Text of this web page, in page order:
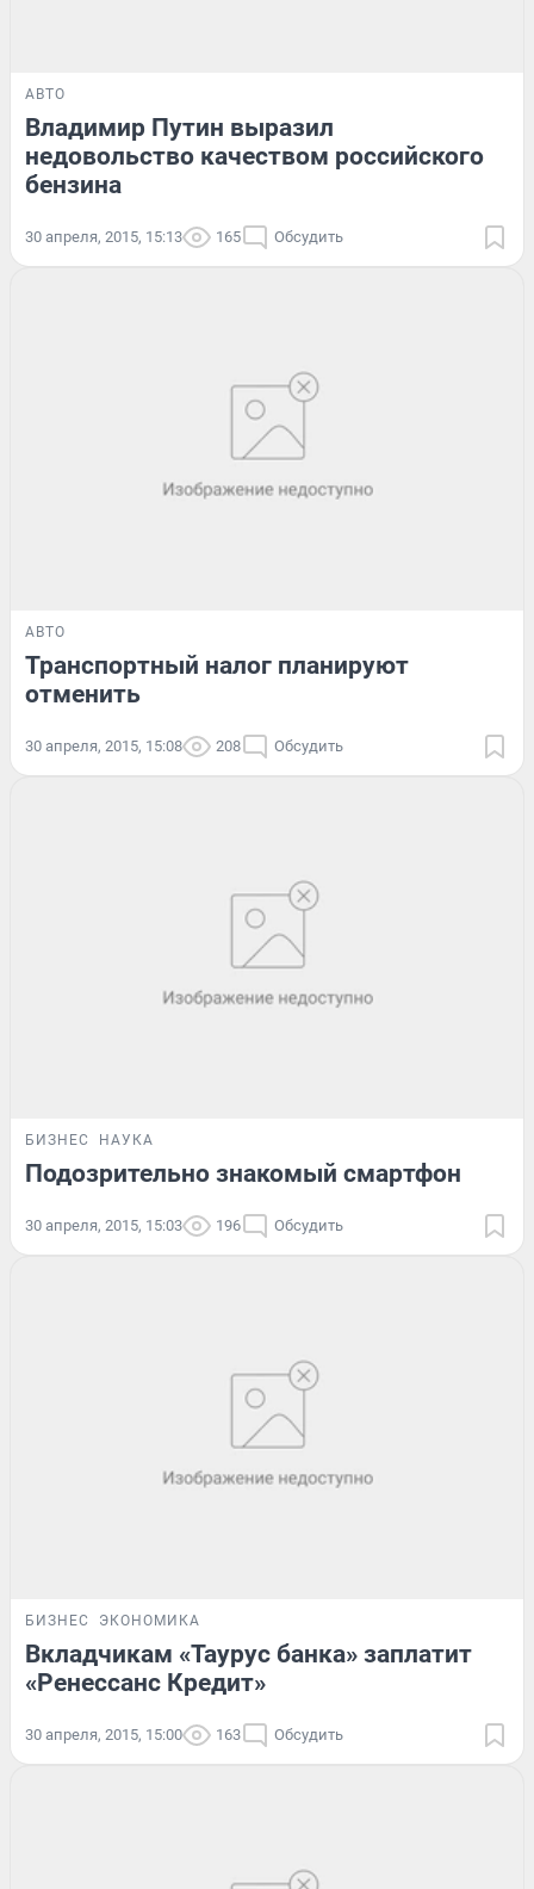
АВТО
Владимир Путин выразил
недовольство качеством российского
бензина
30 апреля, 2015, 15:13 165 Обсудить
АВТО
Транспортный налог планируют
отменить
30 апреля, 2015, 15:08 208 Обсудить
БИЗНЕС НАУКА
Подозрительно знакомый смартфон
30 апреля, 2015, 15:03 196 Обсудить
БИЗНЕС ЭКОНОМИКА
Вкладчикам «Таурус банка» заплатит
«Ренессанс Кредит»
30 апреля, 2015, 15:00 163 Обсудить